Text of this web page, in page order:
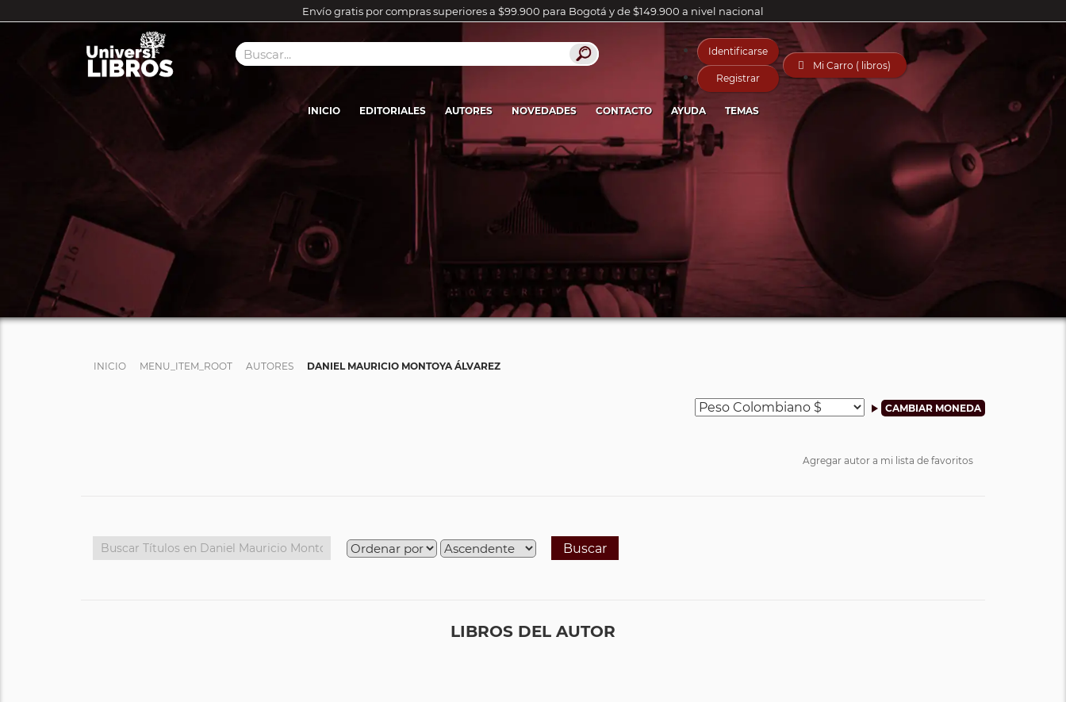
Envío gratis por compras superiores a $99.900 para Bogotá y de $149.900 a nivel nacional
Identificarse
Registrar
 Mi Carro ( libros)
INICIO EDITORIALES AUTORES NOVEDADES CONTACTO AYUDA TEMAS
INICIO MENU_ITEM_ROOT AUTORES DANIEL MAURICIO MONTOYA ÁLVAREZ
Agregar autor a mi lista de favoritos
Buscar
LIBROS DEL AUTOR